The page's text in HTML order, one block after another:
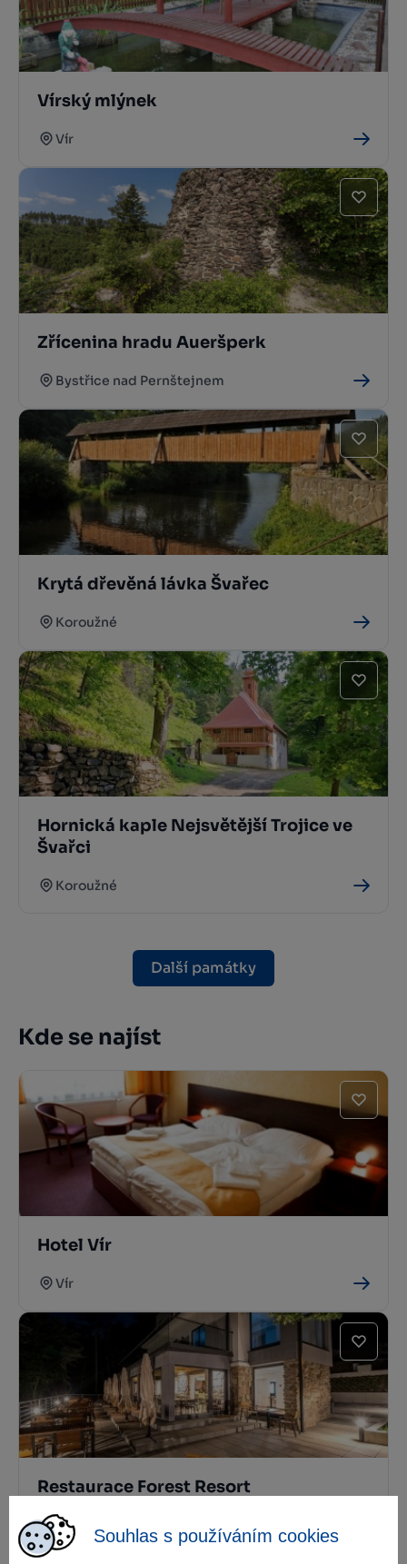
Souhlas s používáním cookies
Vírský mlýnek
Vír
Zřícenina hradu Aueršperk
Bystřice nad Pernštejnem
Krytá dřevěná lávka Švařec
Koroužné
Hornická kaple Nejsvětější Trojice ve
Švařci
Koroužné
Další památky
Kde se najíst
Hotel Vír
Vír
Restaurace Forest Resort
Vír